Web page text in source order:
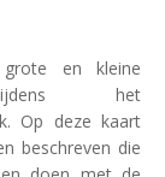
en kleine
het
Op deze kaart
beschreven die